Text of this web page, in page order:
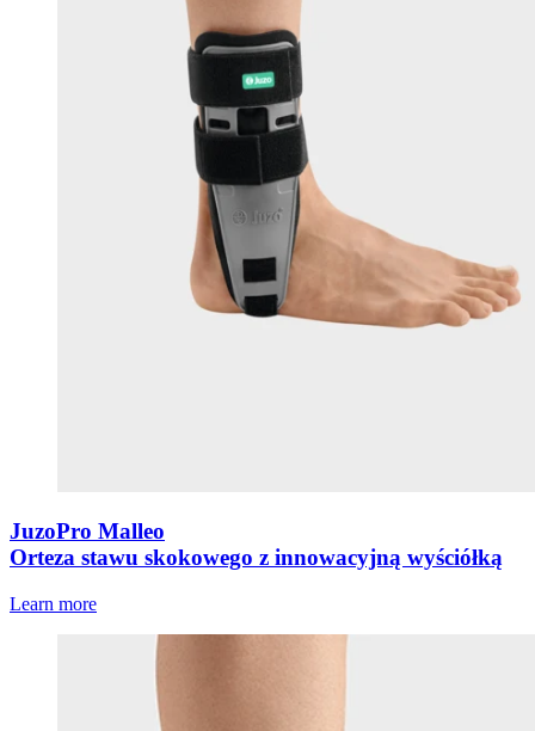
JuzoPro Malleo
Orteza stawu skokowego z innowacyjną wyściółką
Learn more